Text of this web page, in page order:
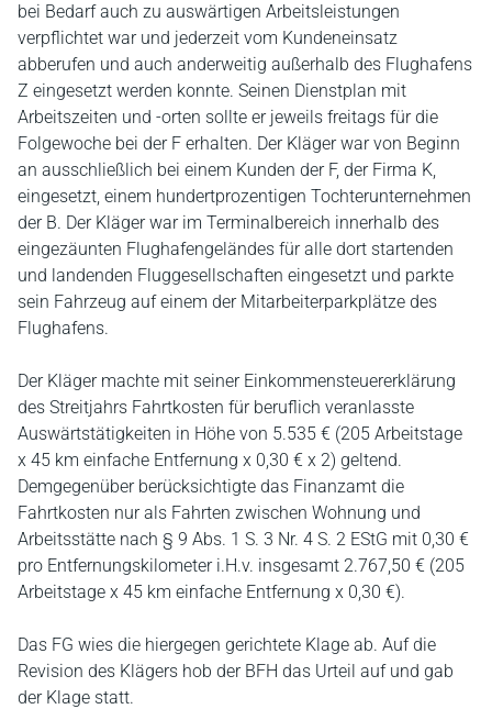
bei Bedarf auch zu auswärtigen Arbeitsleistungen
verpflichtet war und jederzeit vom Kundeneinsatz
abberufen und auch anderweitig außerhalb des Flughafens
Z eingesetzt werden konnte. Seinen Dienstplan mit
Arbeitszeiten und -orten sollte er jeweils freitags für die
Folgewoche bei der F erhalten. Der Kläger war von Beginn
an ausschließlich bei einem Kunden der F, der Firma K,
eingesetzt, einem hundertprozentigen Tochterunternehmen
der B. Der Kläger war im Terminalbereich innerhalb des
eingezäunten Flughafengeländes für alle dort startenden
und landenden Fluggesellschaften eingesetzt und parkte
sein Fahrzeug auf einem der Mitarbeiterparkplätze des
Flughafens.
Der Kläger machte mit seiner Einkommensteuererklärung
des Streitjahrs Fahrtkosten für beruflich veranlasste
Auswärtstätigkeiten in Höhe von 5.535 € (205 Arbeitstage
x 45 km einfache Entfernung x 0,30 € x 2) geltend.
Demgegenüber berücksichtigte das Finanzamt die
Fahrtkosten nur als Fahrten zwischen Wohnung und
Arbeitsstätte nach § 9 Abs. 1 S. 3 Nr. 4 S. 2 EStG mit 0,30 €
pro Entfernungskilometer i.H.v. insgesamt 2.767,50 € (205
Arbeitstage x 45 km einfache Entfernung x 0,30 €).
Das FG wies die hiergegen gerichtete Klage ab. Auf die
Revision des Klägers hob der BFH das Urteil auf und gab
der Klage statt.